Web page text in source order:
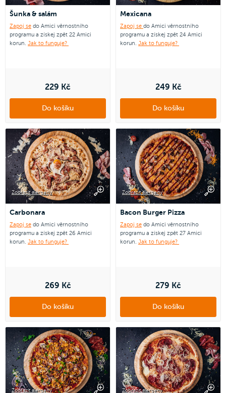
Šunka & salám
Zapoj se do Amici věrnostního
programu a získej zpět 22 Amici
korun. Jak to funguje?
229 Kč
Do košíku
Mexicana
Zapoj se do Amici věrnostního
programu a získej zpět 24 Amici
korun. Jak to funguje?
249 Kč
Do košíku
Zobrazit alergeny
Carbonara
Zapoj se do Amici věrnostního
programu a získej zpět 26 Amici
korun. Jak to funguje?
269 Kč
Do košíku
Zobrazit alergeny
Bacon Burger Pizza
Zapoj se do Amici věrnostního
programu a získej zpět 27 Amici
korun. Jak to funguje?
279 Kč
Do košíku
Zobrazit alergeny Zobrazit alergeny